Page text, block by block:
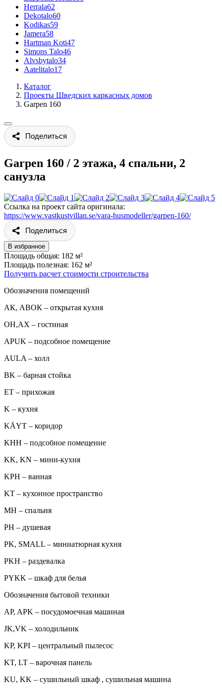
Herrala62
Dekotalo60
Kodikas59
Jamera58
Hartman Koti47
Simons Talo46
Alvsbytalo34
Aatelitalo17
Каталог
Проекты Шведских каркасных домов
Garpen 160
Поделиться
Garpen 160 / 2 этажа, 4 спальни, 2
санузла
Ссылка на проект сайта оригинала:
https://www.vastkustvillan.se/vara-husmodeller/garpen-160/
Поделиться
В избранное
Площадь общая: 182 м²
Площадь полезная: 162 м²
Получить расчет стоимости строительства
Обозначения помещений
АК, АВОК – открытая кухня
ОН,AX – гостиная
APUK – подсобное помещение
AULA – холл
BK – барная стойка
ET – прихожая
K – кухня
KÄYT – коридор
KHH – подсобное помещение
KK, KN – мини-кухня
KPH – ванная
KT – кухонное пространство
MH – спальня
PH – душевая
PK, SMALL – миниатюрная кухня
PKH – раздевалка
PYKK – шкаф для белья
Обозначения бытовой техники
AP, APK – посудомоечная машиная
JK,VK – холодильник
KP, KPI – центральный пылесос
KT, LT – варочная панель
KU, KK – сушильный шкаф , сушильная машина